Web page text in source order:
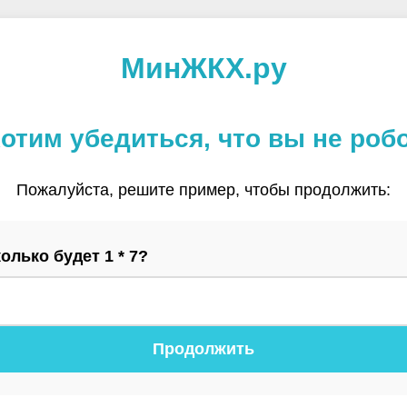
МинЖКХ.ру
убедиться, что вы не
Пожалуйста, решите пример, чтобы продолжить:
будет 1 * 7?
Продолжить